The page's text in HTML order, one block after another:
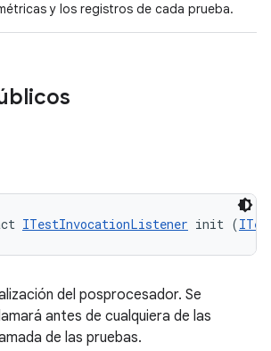
y los registros de cada prueba.
ITestInvocationListener init (
del posprocesador. Se
antes de cualquiera de las
de las pruebas.